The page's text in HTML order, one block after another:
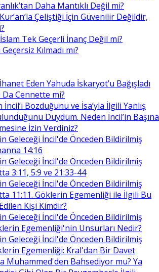
Daha Mantıklı Değil mi?
Çeliştiği İçin Güvenilir Değildir,
Tek Geçerli İnanç Değil mi?
Geçersiz Kılmadı mı?
Eden Yahuda İskaryot’u Bağışladı
Da Cennette mi?
İncil’i Bozduğunu ve İsa’yla İlgili Yanlış
Duydum. Neden İncil’in Başına
İzin Verdiniz?
Geleceği İncil'de Önceden Bildirilmiş
14:16
Geleceği İncil'de Önceden Bildirilmiş
3:11, 5:9 ve 21:33-44
Geleceği İncil'de Önceden Bildirilmiş
11:11. Göklerin Egemenliği ile İlgili Bu
Kişi Kimdir?
Geleceği İncil'de Önceden Bildirilmiş
Egemenliği'nin Unsurları Nedir?
Geleceği İncil'de Önceden Bildirilmiş
Egemenliği: Kral'dan Bir Davet
Muhammed'den Bahsediyor mu? Ya